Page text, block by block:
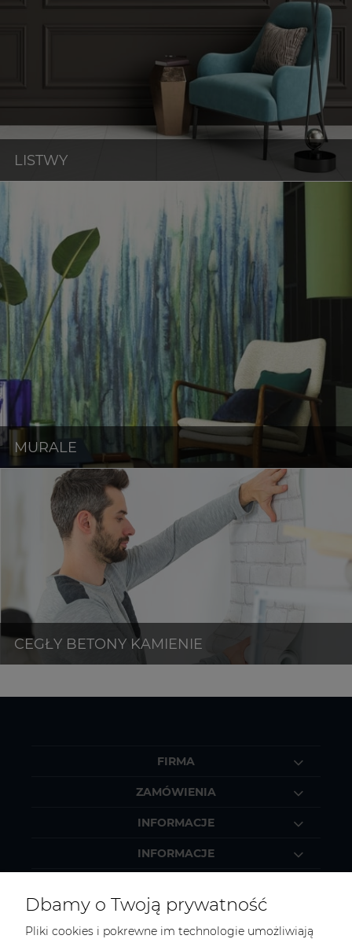
FIRMA
ZAMÓWIENIA
INFORMACJE
INFORMACJE
Dbamy o Twoją prywatność
Pliki cookies i pokrewne im technologie umożliwiają